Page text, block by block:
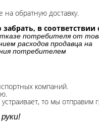
обратную доставку.
в соответствии
потребителя от
расходов продавца на
потребителем
компаний.
то мы отправим